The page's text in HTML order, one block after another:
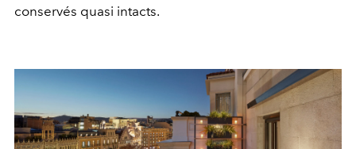
conservés quasi intacts.